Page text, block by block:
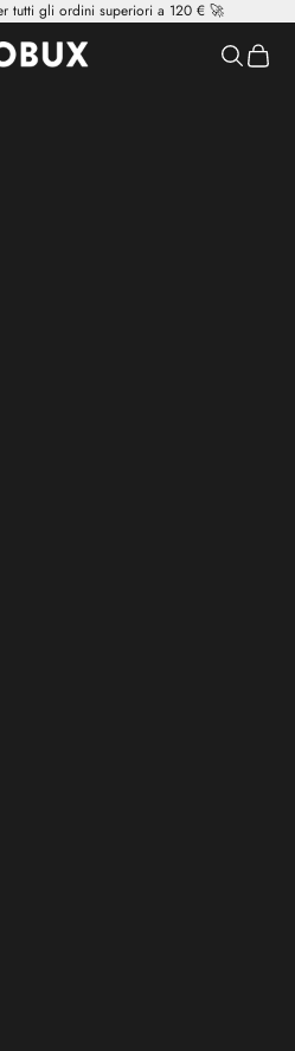
tutti gli ordini superiori a 120 € 🚀
- Distributor Mostra il